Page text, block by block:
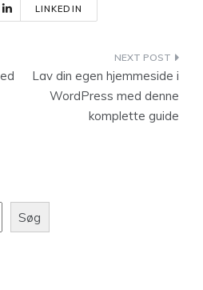
LINKEDIN
Lav din egen hjemmeside i
WordPress med denne
komplette guide
Søg